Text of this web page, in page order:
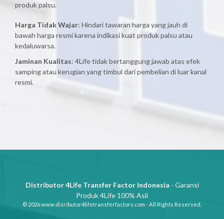
produk palsu.
Harga Tidak Wajar: Hindari tawaran harga yang jauh di
bawah harga resmi karena indikasi kuat produk palsu atau
kedaluwarsa.
Jaminan Kualitas: 4Life tidak bertanggung jawab atas efek
samping atau kerugian yang timbul dari pembelian di luar kanal
resmi.
Distributor 4Life Transfer Factor Indonesia - Garansi
Produk 4Life 100% Asli
© 2026 www.disributor4lifetransferfactors.com - All Rights Reserved.